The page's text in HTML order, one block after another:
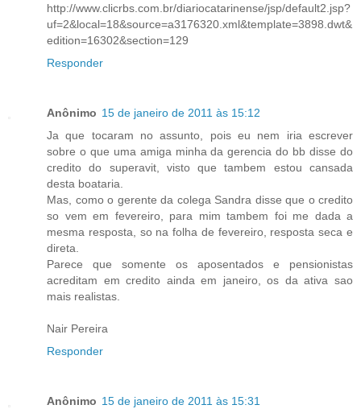
http://www.clicrbs.com.br/diariocatarinense/jsp/default2.jsp?
uf=2&local=18&source=a3176320.xml&template=3898.dwt&
edition=16302&section=129
Responder
Anônimo 15 de janeiro de 2011 às 15:12
Ja que tocaram no assunto, pois eu nem iria escrever
sobre o que uma amiga minha da gerencia do bb disse do
credito do superavit, visto que tambem estou cansada
desta boataria.
Mas, como o gerente da colega Sandra disse que o credito
so vem em fevereiro, para mim tambem foi me dada a
mesma resposta, so na folha de fevereiro, resposta seca e
direta.
Parece que somente os aposentados e pensionistas
acreditam em credito ainda em janeiro, os da ativa sao
mais realistas.
Nair Pereira
Responder
Anônimo 15 de janeiro de 2011 às 15:31